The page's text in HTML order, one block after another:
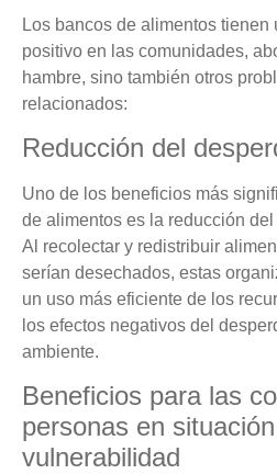
Los bancos de alimentos tienen
positivo en las comunidades,
hambre, sino también otros
relacionados:
Reducción del
Uno de los beneficios más
de alimentos es la reducción
Al recolectar y redistribuir
serían desechados, estas
un uso más eficiente de los
los efectos negativos del
ambiente.
Beneficios para las
personas en
vulnerabilidad